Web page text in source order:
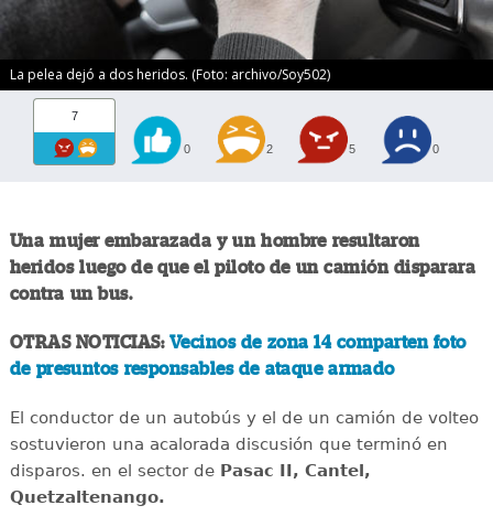
La pelea dejó a dos heridos. (Foto: archivo/Soy502)
7
0 2 5 0
Una mujer embarazada y un hombre resultaron
heridos luego de que el piloto de un camión disparara
contra un bus.
OTRAS NOTICIAS: Vecinos de zona 14 comparten foto
de presuntos responsables de ataque armado
El conductor de un autobús y el de un camión de volteo
sostuvieron una acalorada discusión que terminó en
disparos. en el sector de Pasac II, Cantel,
Quetzaltenango.